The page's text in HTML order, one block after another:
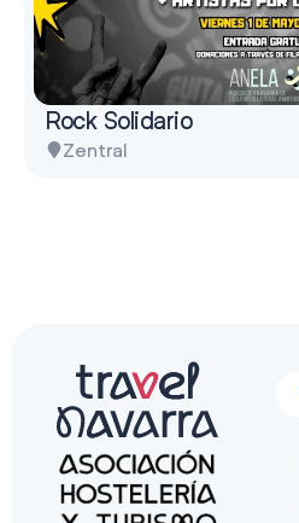
Rock Solidario
Zentral